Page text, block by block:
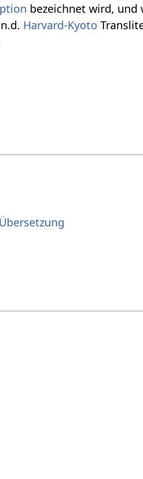
bezeichnet wird, und
Harvard-Kyoto